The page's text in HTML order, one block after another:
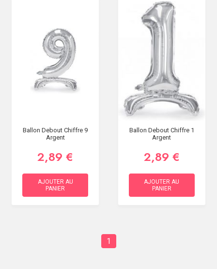
Ballon Debout Chiffre 9
Argent
2,89 €
AJOUTER AU
PANIER
Ballon Debout Chiffre 1
Argent
2,89 €
AJOUTER AU
PANIER
1